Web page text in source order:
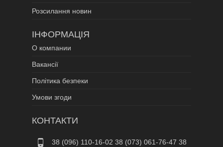
Розсилання новин
ІНФОРМАЦІЯ
О компании
Вакансії
Політика безпеки
Умови згоди
КОНТАКТИ
38 (096) 110-16-02 38 (073) 061-76-47 38